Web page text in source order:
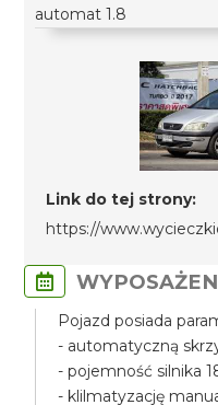
automat 1.8
Link do tej strony:
https://
Pojazd posiada
- automatyczną
- pojemność silnika
- klilmatyzację